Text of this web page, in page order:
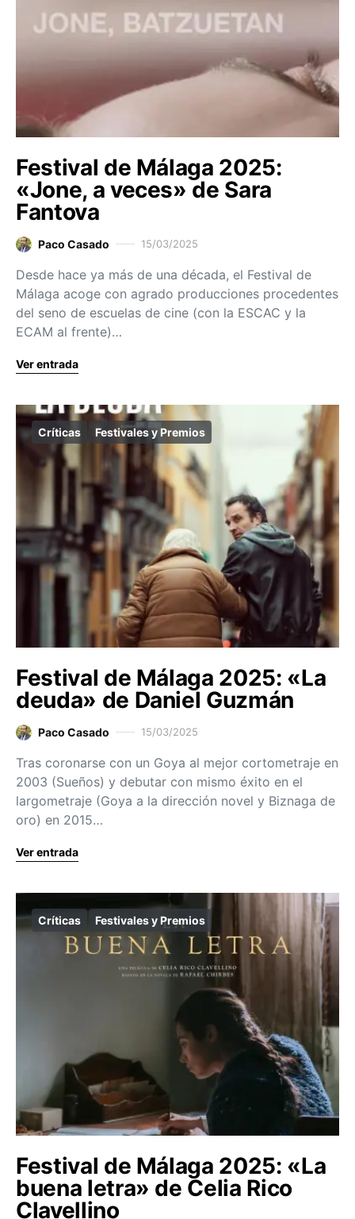
Festival de Málaga 2025:
«Jone, a veces» de Sara
Fantova
Paco Casado 15/03/2025
Desde hace ya más de una década, el Festival de
Málaga acoge con agrado producciones procedentes
del seno de escuelas de cine (con la ESCAC y la
ECAM al frente)…
Ver entrada
Críticas Festivales y Premios
Festival de Málaga 2025: «La
deuda» de Daniel Guzmán
Paco Casado 15/03/2025
Tras coronarse con un Goya al mejor cortometraje en
2003 (Sueños) y debutar con mismo éxito en el
largometraje (Goya a la dirección novel y Biznaga de
oro) en 2015…
Ver entrada
Críticas Festivales y Premios
Festival de Málaga 2025: «La
buena letra» de Celia Rico
Clavellino